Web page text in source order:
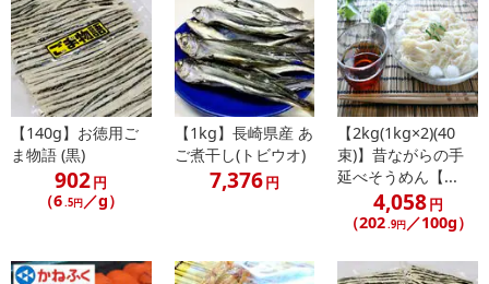
にご納得いただきましたうえでお申し込みください。
※パッケージ変更や商品リニューアル（成分など含む）等により、
参考の掲載画像や画像内のバーコードなど、お届け商品と多少異な
る場合がございます。
また、[新たな加工食品の原料原産地表示制度]の経過措置期間の終
了により、商品詳細内に記載の原産国・原材料の表記が旧表記の場
合がございます。
あらかじめご了承いただいた上でお申込みください。なお、本理由
によるお申込み後のキャンセル・返品交換は対応いたしかねます。
【お支払いについて】
【140g】お徳用ご
ま物語 (黒)
902円
（6.5円／g）
【1kg】長崎県産 あ
ご煮干し(トビウオ)
7,376円
【2kg(1kg×2)(40
束)】昔ながらの手
延べそうめん【...
4,058円
（202.9円／100g）